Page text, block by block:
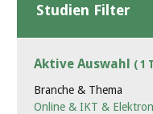
Studien Filter
Aktive Auswahl ( 1
Branche & Thema
Online & IKT &